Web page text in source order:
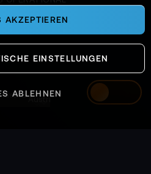
Austria
AKZEPTIEREN
EINSTELLUNGEN
ABLEHNEN